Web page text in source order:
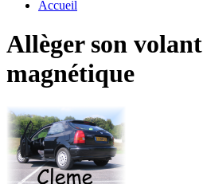
Accueil
Allèger son volant
magnétique